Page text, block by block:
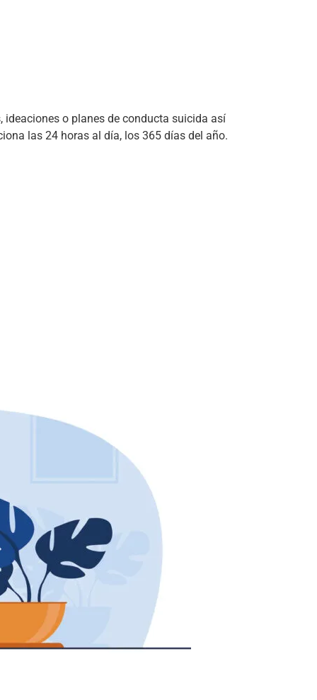
ideaciones o planes de conducta suicida así
las 24 horas al día, los 365 días del año.